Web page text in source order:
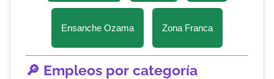
Ensanche Ozama Zona Franca
🔎 Empleos por categoría